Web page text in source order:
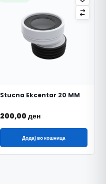
Stucna Ekcentar 20 MM
200,00 ден
Додај во кошница